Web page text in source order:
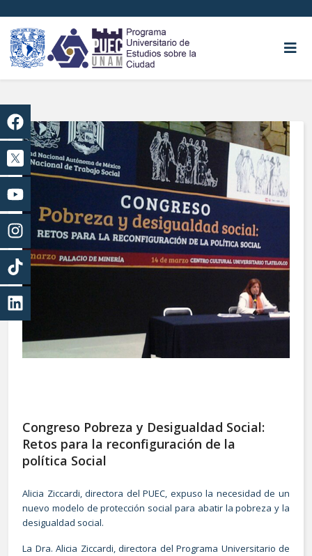
Congreso Pobreza y Desigualdad Social:
Retos para la reconfiguración de la
política Social
Alicia Ziccardi, directora del PUEC, expuso la necesidad de un
nuevo modelo de protección social para abatir la pobreza y la
desigualdad social.
La Dra. Alicia Ziccardi, directora del Programa Universitario de